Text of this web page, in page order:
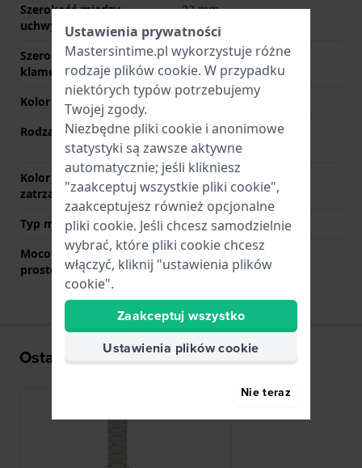
Szerokość między
uchwytami
22 mm
Szerokość paska przy
klamerce
20 mm
Kolor paska
Rodzaj zapięcia
Zapięcie zatrzaskowe z
zabezpieczeniem
Kolor zapięcia
zatrzaskowego
Srebrny
Typ mocowania
Kołki sprężyste
Mocowanie za pomocą
prostego bolca
Nie
Ostatnio oglądane
Ustawienia prywatności
Mastersintime.pl wykorzystuje różne
rodzaje plików cookie. W przypadku
niektórych typów potrzebujemy
Twojej zgody.
Niezbędne pliki cookie i anonimowe
statystyki są zawsze aktywne
automatycznie; jeśli klikniesz
"zaakceptuj wszystkie pliki cookie",
zaakceptujesz również opcjonalne
pliki cookie. Jeśli chcesz samodzielnie
wybrać, które pliki cookie chcesz
włączyć, kliknij "ustawienia plików
cookie".
Zaakceptuj wszystko
Ustawienia plików cookie
Nie teraz